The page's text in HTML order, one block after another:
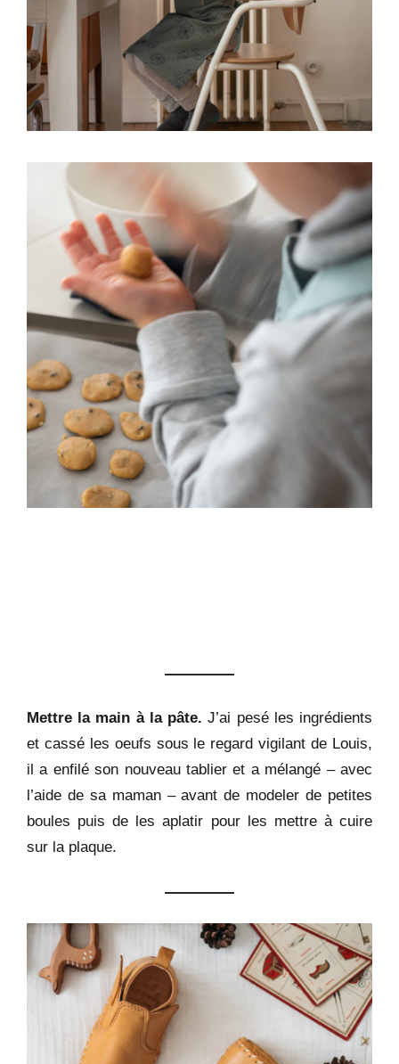
Mettre la main à la pâte.J’ai pesé les ingrédients
et cassé les oeufs sous le regard vigilant de Louis,
il a enfilé son nouveau tablier et a mélangé – avec
l’aide de sa maman – avant de modeler de petites
boules puis de les aplatir pour les mettre à cuire
sur la plaque.